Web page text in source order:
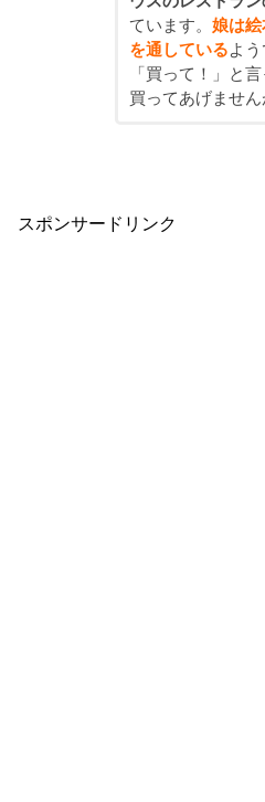
ています。娘は絵
を通しているよ
「買って！」と
買ってあげません
スポンサードリンク